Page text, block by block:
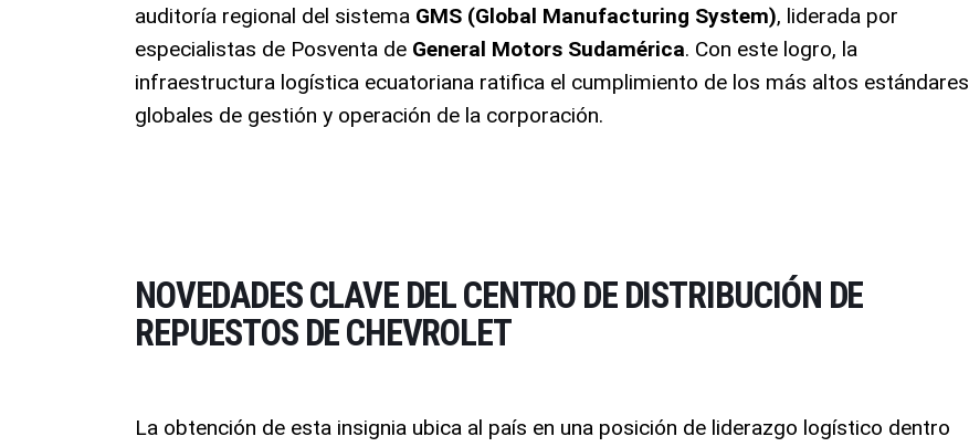
auditoría regional del sistema GMS (Global Manufacturing System), liderada por
especialistas de Posventa de General Motors Sudamérica. Con este logro, la
infraestructura logística ecuatoriana ratifica el cumplimiento de los más altos estándares
globales de gestión y operación de la corporación.
NOVEDADES CLAVE DEL CENTRO DE DISTRIBUCIÓN DE
REPUESTOS DE CHEVROLET
La obtención de esta insignia ubica al país en una posición de liderazgo logístico dentro